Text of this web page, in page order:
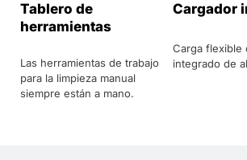
Tablero de
herramientas
Las herramientas de trabajo
para la limpieza manual
siempre están a mano.
Cargador
Carga flexible
integrado de